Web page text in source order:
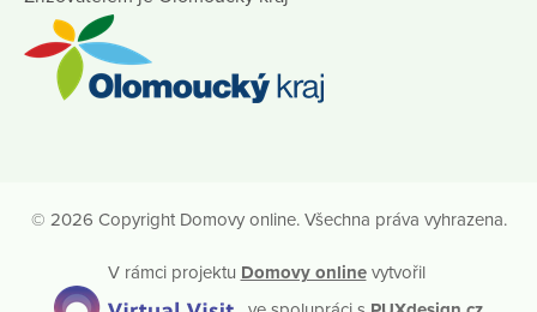
© 2026 Copyright Domovy online. Všechna práva vyhrazena.
V rámci projektu Domovy onlinevytvořil